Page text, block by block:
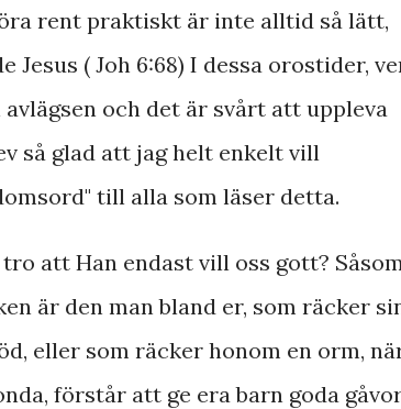
rent praktiskt är inte alltid så lätt,
( Joh 6:68) I dessa orostider,
och det är svårt att uppleva
så glad att jag helt enkelt vill
till alla som läser detta.
att Han endast vill oss gott?
är den man bland er, som räcker
eller som räcker honom en orm,
förstår att ge era barn goda